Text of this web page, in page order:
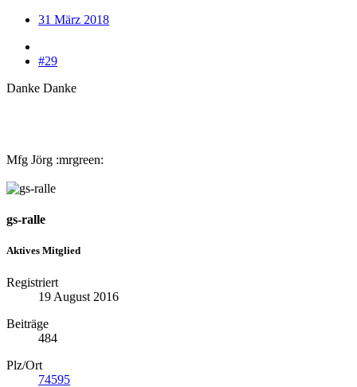
31 März 2018
#29
Danke Danke
Mfg Jörg :mrgreen:
gs-ralle
Aktives Mitglied
Registriert
19 August 2016
Beiträge
484
Plz/Ort
74595